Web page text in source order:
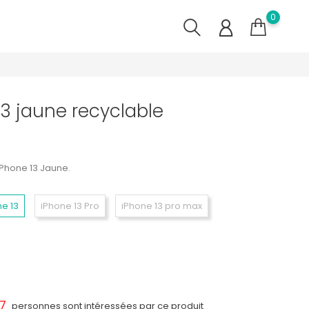
0
jaune recyclable
13 Jaune.
13 iPhone 13 Pro iPhone 13 pro max
personnes sont intéressées par ce produit